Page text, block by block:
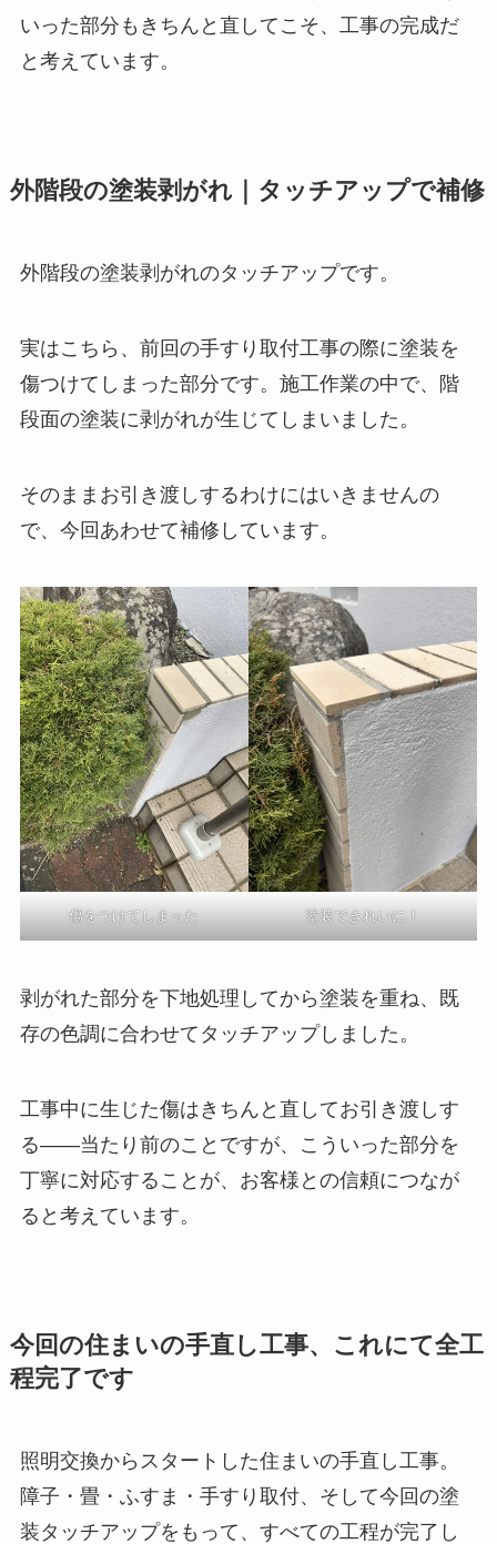
いった部分もきちんと直してこそ、工事の完成だ
と考えています。
外階段の塗装剥がれ｜タッチアップで補修
外階段の塗装剥がれのタッチアップです。
実はこちら、前回の手すり取付工事の際に塗装を
傷つけてしまった部分です。施工作業の中で、階
段面の塗装に剥がれが生じてしまいました。
そのままお引き渡しするわけにはいきませんの
で、今回あわせて補修しています。
傷をつけてしまった 塗装できれいに！
剥がれた部分を下地処理してから塗装を重ね、既
存の色調に合わせてタッチアップしました。
工事中に生じた傷はきちんと直してお引き渡しす
る——当たり前のことですが、こういった部分を
丁寧に対応することが、お客様との信頼につなが
ると考えています。
今回の住まいの手直し工事、これにて全工
程完了です
照明交換からスタートした住まいの手直し工事。
障子・畳・ふすま・手すり取付、そして今回の塗
装タッチアップをもって、すべての工程が完了し